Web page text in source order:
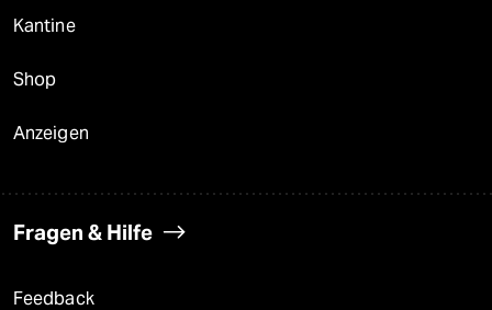
Kantine
Shop
Anzeigen
Fragen & Hilfe
Feedback